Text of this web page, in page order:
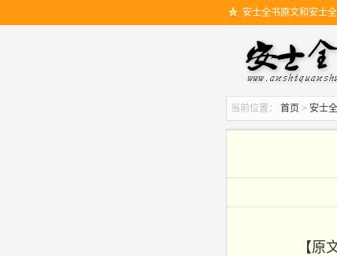
安士全书原文和安士
当前位置： 首页 > 安士
【原